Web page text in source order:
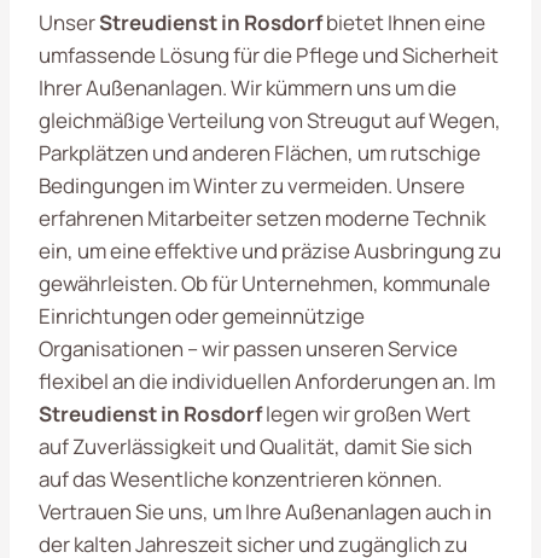
UnserStreudienst in Rosdorfbietet Ihnen eine
umfassende Lösung für die Pflege und Sicherheit
Ihrer Außenanlagen. Wir kümmern uns um die
gleichmäßige Verteilung von Streugut auf Wegen,
Parkplätzen und anderen Flächen, um rutschige
Bedingungen im Winter zu vermeiden. Unsere
erfahrenen Mitarbeiter setzen moderne Technik
ein, um eine effektive und präzise Ausbringung zu
gewährleisten. Ob für Unternehmen, kommunale
Einrichtungen oder gemeinnützige
Organisationen – wir passen unseren Service
flexibel an die individuellen Anforderungen an. Im
Streudienst in Rosdorflegen wir großen Wert
auf Zuverlässigkeit und Qualität, damit Sie sich
auf das Wesentliche konzentrieren können.
Vertrauen Sie uns, um Ihre Außenanlagen auch in
der kalten Jahreszeit sicher und zugänglich zu